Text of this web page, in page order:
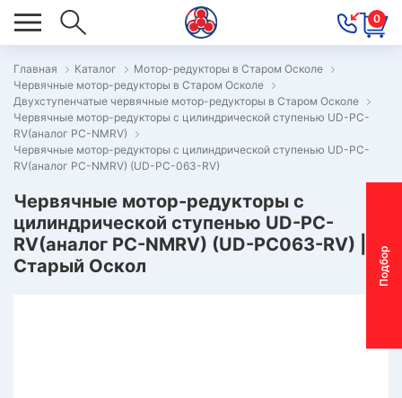
0
П
о
д
б
о
р
м
о
т
о
р
-
р
е
д
у
к
т
о
р
Главная Каталог
Мотор-редукторы в Старом Осколе
Червячные мотор-редукторы в Старом Осколе
Двухступенчатые червячные мотор-редукторы в Старом Осколе
Червячные мотор-редукторы с цилиндрической ступенью UD-PC-
RV(аналог PC-NMRV)
Червячные мотор-редукторы с цилиндрической ступенью UD-PC-
RV(аналог PC-NMRV) (UD-PC-063-RV)
Червячные мотор-редукторы с
цилиндрической ступенью UD-PC-
RV(аналог PC-NMRV) (UD-PC063-RV) |
Старый Оскол